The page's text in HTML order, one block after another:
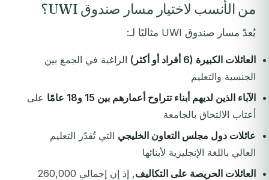
من الأنسب لاختيار مسار صندوق UWI؟
يُعدّ مسار صندوق UWI مثاليًا لـ:
العائلات الكبيرة (6 أفراد أو أكثر)
الراغبة في الجمع بين
الجنسية والتعليم
الآباء الذين لديهم أبناء تتراوح أعمارهم بين 15 و18 عامًا
على
أعتاب الالتحاق بالجامعة
عائلات دول مجلس التعاون الخليجي التي تُقدّر التعليم
العالي باللغة الإنجليزية لأبنائها
العائلات الحريصة على التكاليف
, إذ إن إجمالي 260,000